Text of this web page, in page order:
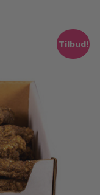
Tilbud!